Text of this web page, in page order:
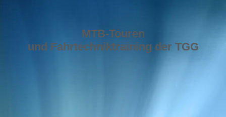
MTB-Touren
und Fahrtechniktraining der TGG